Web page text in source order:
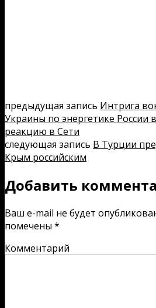
предыдущая запись Интрига
Украины по энергетике России
реакцию в Сети
следующая запись В Турции
Крым российским
Добавить
Ваш e-mail не будет
помечены *
Комментарий